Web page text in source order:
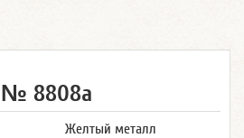
№ 8808а
Желтый металл